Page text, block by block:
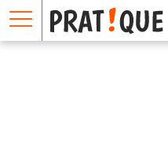
E
m
a